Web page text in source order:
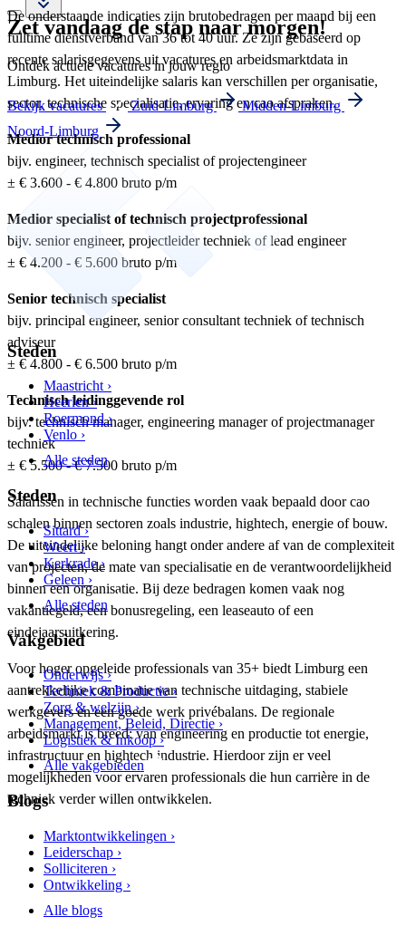
De onderstaande indicaties zijn brutobedragen per maand bij een
fulltime dienstverband van 36 tot 40 uur. Ze zijn gebaseerd op
recente salarisgegevens uit vacatures en arbeidsmarktdata in
Limburg. Het uiteindelijke salaris kan verschillen per organisatie,
sector, technische specialisatie, ervaring en cao afspraken.
Medior technisch professional
bijv. engineer, technisch specialist of projectengineer
± € 3.600 - € 4.800 bruto p/m
Medior specialist of technisch projectprofessional
bijv. senior engineer, projectleider techniek of lead engineer
± € 4.200 - € 5.600 bruto p/m
Senior technisch specialist
bijv. principal engineer, senior consultant techniek of technisch
adviseur
± € 4.800 - € 6.500 bruto p/m
Technisch leidinggevende rol
bijv. technisch manager, engineering manager of projectmanager
techniek
± € 5.500 - € 7.500 bruto p/m
Salarissen in technische functies worden vaak bepaald door cao
schalen binnen sectoren zoals industrie, hightech, energie of bouw.
De uiteindelijke beloning hangt onder andere af van de complexiteit
van projecten, de mate van specialisatie en de verantwoordelijkheid
binnen een organisatie. Bij deze bedragen komen vaak nog
vakantiegeld, een bonusregeling, een leaseauto of een
eindejaarsuitkering.
Voor hoger opgeleide professionals van 35+ biedt Limburg een
aantrekkelijke combinatie van technische uitdaging, stabiele
werkgevers en een goede werk privébalans. De regionale
arbeidsmarkt is breed: van engineering en productie tot energie,
infrastructuur en hightech industrie. Hierdoor zijn er veel
mogelijkheden voor ervaren professionals die hun carrière in de
techniek verder willen ontwikkelen.
Zet vandaag de stap naar morgen!
Ontdek actuele vacatures in jouw regio
Bekijk vacatures Zuid-Limburg
Midden-Limburg
Noord-Limburg
Steden
Maastricht ›
Heerlen ›
Roermond ›
Venlo ›
Alle steden
Steden
Sittard ›
Weert ›
Kerkrade ›
Geleen ›
Alle steden
Vakgebied
Onderwijs ›
Techniek & Productie ›
Zorg & welzijn ›
Management, Beleid, Directie ›
Logistiek & Inkoop ›
Alle vakgebieden
Blogs
Marktontwikkelingen ›
Leiderschap ›
Solliciteren ›
Ontwikkeling ›
Alle blogs